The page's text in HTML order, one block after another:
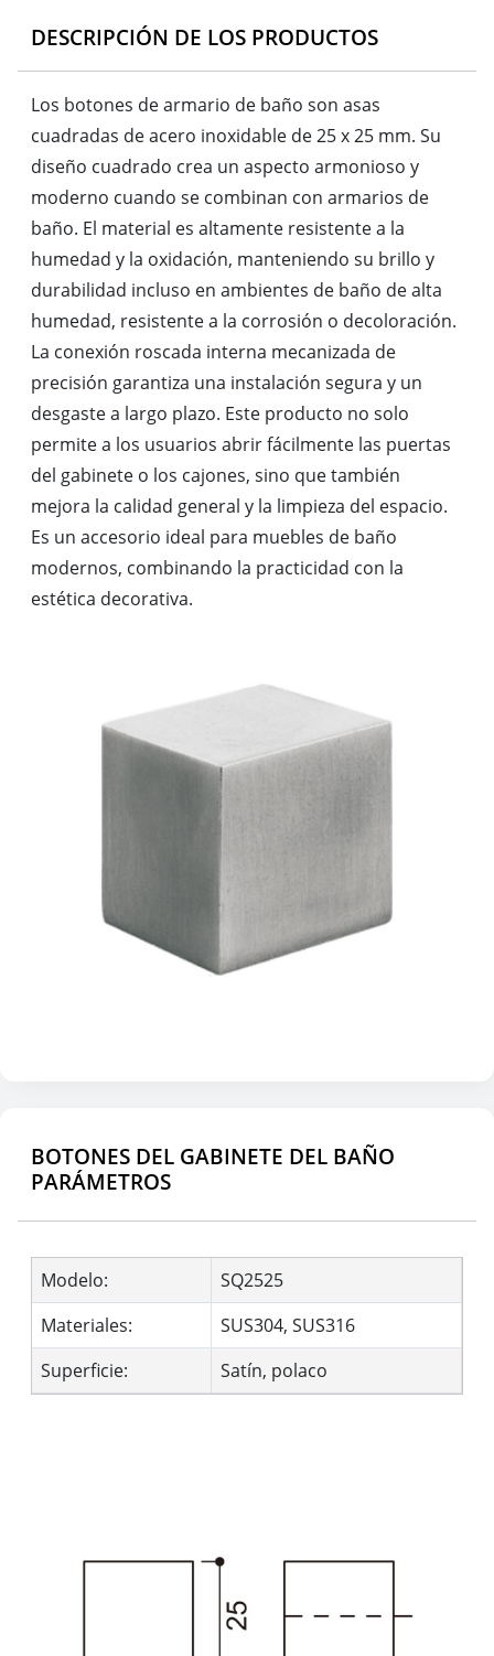
DESCRIPCIÓN DE LOS PRODUCTOS
Los botones de armario de baño son asas
cuadradas de acero inoxidable de 25 x 25 mm. Su
diseño cuadrado crea un aspecto armonioso y
moderno cuando se combinan con armarios de
baño. El material es altamente resistente a la
humedad y la oxidación, manteniendo su brillo y
durabilidad incluso en ambientes de baño de alta
humedad, resistente a la corrosión o decoloración.
La conexión roscada interna mecanizada de
precisión garantiza una instalación segura y un
desgaste a largo plazo. Este producto no solo
permite a los usuarios abrir fácilmente las puertas
del gabinete o los cajones, sino que también
mejora la calidad general y la limpieza del espacio.
Es un accesorio ideal para muebles de baño
modernos, combinando la practicidad con la
estética decorativa.
BOTONES DEL GABINETE DEL BAÑO
PARÁMETROS
Modelo:
SQ2525
Materiales:
SUS304, SUS316
Superficie:
Satín, polaco